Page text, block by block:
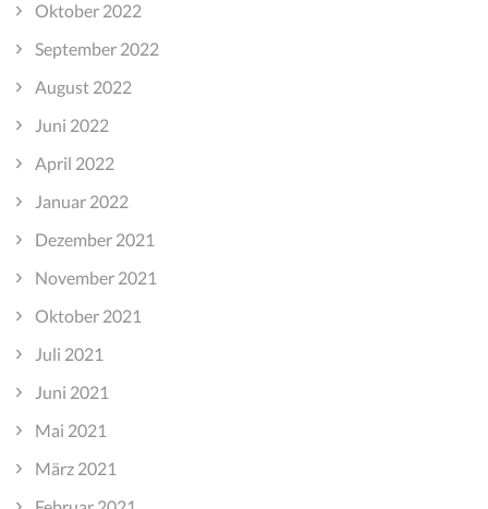
Oktober 2022
September 2022
August 2022
Juni 2022
April 2022
Januar 2022
Dezember 2021
November 2021
Oktober 2021
Juli 2021
Juni 2021
Mai 2021
März 2021